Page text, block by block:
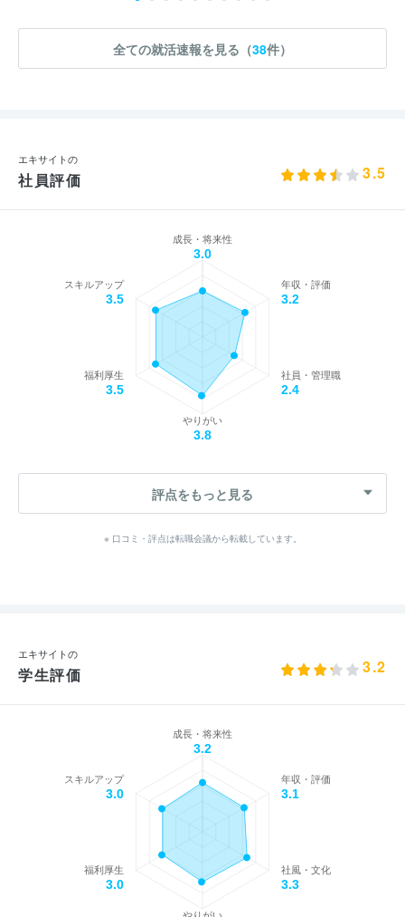
全ての就活速報を見る（38件）
エキサイトの
社員評価 3.5
成長・将来性
3.0
年収・評価
3.2
社員・管理職
2.4
やりがい
3.8
福利厚生
3.5
スキルアップ
3.5
評点をもっと見る
※ 口コミ・評点は転職会議から転載しています。
エキサイトの
学生評価 3.2
成長・将来性
3.2
年収・評価
3.1
社風・文化
3.3
福利厚生
3.0
スキルアップ
3.0